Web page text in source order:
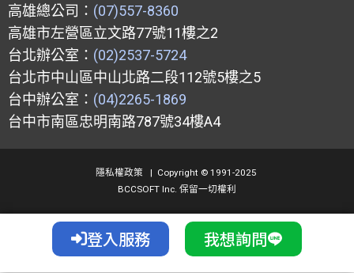
高雄總公司： (07)557-8360
高雄市左營區立文路77號11樓之2
台北辦公室： (02)2537-5724
台北市中山區中山北路二段112號5樓之5
台中辦公室： (04)2265-1869
台中市南區忠明南路787號34樓A4
隱私權政策 | Copyright © 1991-2025
BCCSOFT Inc. 保留一切權利
登入服務 我想詢問